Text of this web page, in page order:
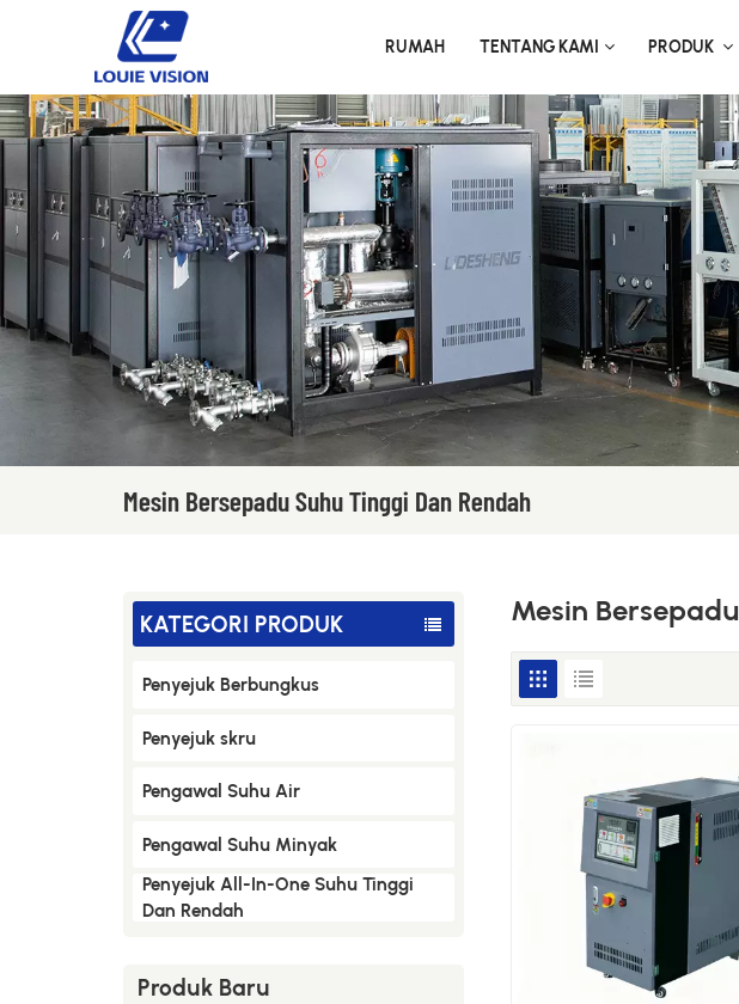
RUMAH TENTANG KAMI PRODUK
Mesin Bersepadu Suhu Tinggi Dan Rendah
KATEGORI PRODUK
Penyejuk Berbungkus
Penyejuk skru
Pengawal Suhu Air
Pengawal Suhu Minyak
Penyejuk All-In-One Suhu Tinggi
Dan Rendah
Produk Baru
Mesin